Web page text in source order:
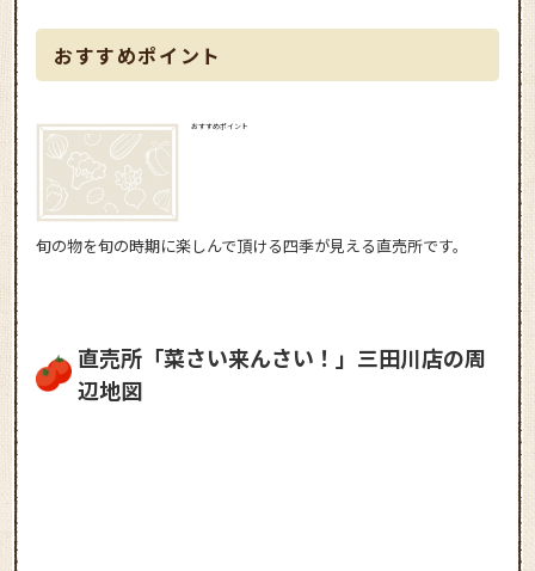
おすすめポイント
おすすめポイント
旬の物を旬の時期に楽しんで頂ける四季が見える直売所です。
直売所「菜さい来んさい！」三田川店の周
辺地図